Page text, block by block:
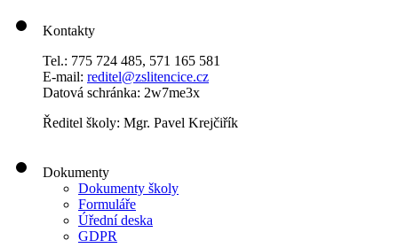
Kontakty
Tel.: 775 724 485, 571 165 581
E-mail: reditel@zslitencice.cz
Datová schránka: 2w7me3x
Ředitel školy: Mgr. Pavel Krejčiřík
Dokumenty
Dokumenty školy
Formuláře
Úřední deska
GDPR